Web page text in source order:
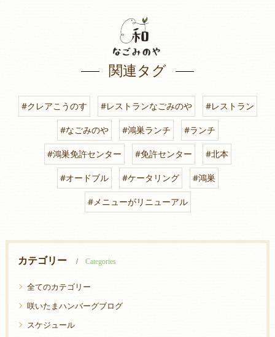
関連タグ
#クレアこうのす #レストランなごみのや #レストラン
#なごみのや #鴻巣ランチ #ランチ
#鴻巣免許センター #免許センター #北本
#オードブル #ケータリング #鴻巣
#メニューがリニューアル
カテゴリー Categories
全てのカテゴリー
咲いたまハンバーグブログ
スケジュール